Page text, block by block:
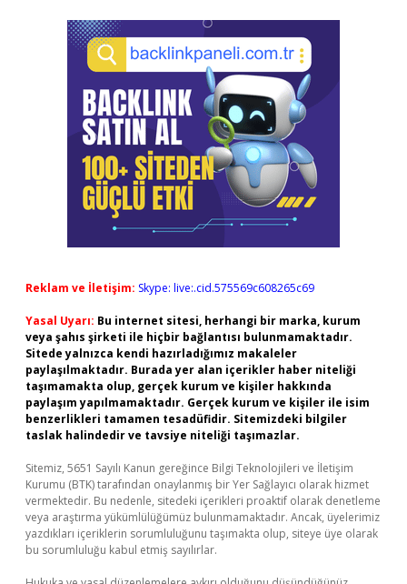
Reklam ve İletişim: Skype: live:.cid.575569c608265c69
Yasal Uyarı: Bu internet sitesi, herhangi bir marka, kurum
veya şahıs şirketi ile hiçbir bağlantısı bulunmamaktadır.
Sitede yalnızca kendi hazırladığımız makaleler
paylaşılmaktadır. Burada yer alan içerikler haber niteliği
taşımamakta olup, gerçek kurum ve kişiler hakkında
paylaşım yapılmamaktadır. Gerçek kurum ve kişiler ile isim
benzerlikleri tamamen tesadüfidir. Sitemizdeki bilgiler
taslak halindedir ve tavsiye niteliği taşımazlar.
Sitemiz, 5651 Sayılı Kanun gereğince Bilgi Teknolojileri ve İletişim
Kurumu (BTK) tarafından onaylanmış bir Yer Sağlayıcı olarak hizmet
vermektedir. Bu nedenle, sitedeki içerikleri proaktif olarak denetleme
veya araştırma yükümlülüğümüz bulunmamaktadır. Ancak, üyelerimiz
yazdıkları içeriklerin sorumluluğunu taşımakta olup, siteye üye olarak
bu sorumluluğu kabul etmiş sayılırlar.